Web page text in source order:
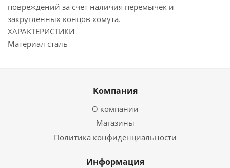
повреждений за счет наличия перемычек и
закругленных концов хомута.
ХАРАКТЕРИСТИКИ
Материал сталь
Компания
О компании
Магазины
Политика конфиденциальности
Информация